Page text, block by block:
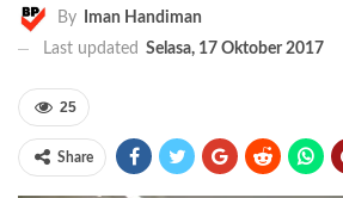
By
Iman Handiman
Last updated Selasa, 17 Oktober 2017
25
Share